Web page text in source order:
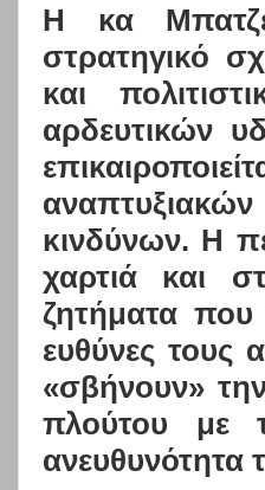
Η κα
στρατηγικό
και
αρδευτικών
κινδύνων. Η
χαρτιά και
ζητήματα που
ευθύνες τους
«σβήνουν»
πλούτου με
ανευθυνότητα